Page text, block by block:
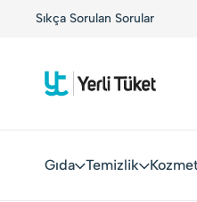
Sıkça Sorulan Sorular
Yerli
Gıda Temizlik